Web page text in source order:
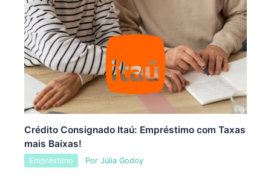
Crédito Consignado Itaú: Empréstimo com Taxas
mais Baixas!
Empréstimo Por Júlia Godoy